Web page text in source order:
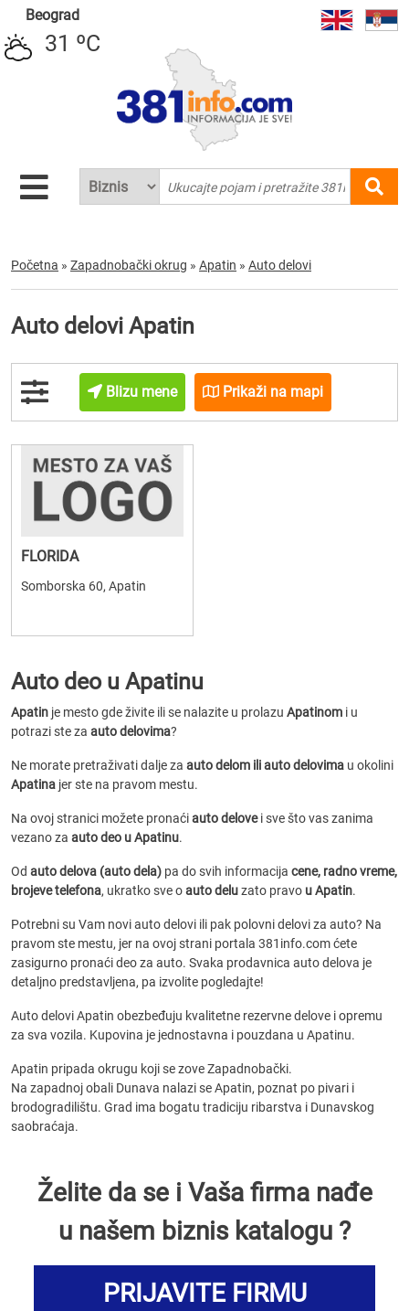
Beograd
31 ºC
Početna » Zapadnobački okrug » Apatin » Auto delovi
Auto delovi Apatin
Blizu mene Prikaži na mapi
FLORIDA
Somborska 60, Apatin
Auto deo u Apatinu
Apatin je mesto gde živite ili se nalazite u prolazu Apatinom i u
potrazi ste za auto delovima?
Ne morate pretraživati dalje za auto delom ili auto delovima u okolini
Apatina jer ste na pravom mestu.
Na ovoj stranici možete pronaćiauto delovei sve što vas zanima
vezano za auto deo u Apatinu.
Od auto delova (auto dela) pa do svih informacija cene, radno vreme,
brojeve telefona, ukratko sve oauto deluzato pravo u Apatin.
Potrebni su Vam novi auto delovi ili pak polovni delovi za auto? Na
pravom ste mestu, jer na ovoj strani portala 381info.com ćete
zasigurno pronaći deo za auto. Svaka prodavnica auto delova je
detaljno predstavljena, pa izvolite pogledajte!
Auto delovi Apatin obezbeđuju kvalitetne rezervne delove i opremu
za sva vozila. Kupovina je jednostavna i pouzdana u Apatinu.
Apatin pripada okrugu koji se zove Zapadnobački.
Na zapadnoj obali Dunava nalazi se Apatin, poznat po pivari i
brodogradilištu. Grad ima bogatu tradiciju ribarstva i Dunavskog
saobraćaja.
Želite da se i Vaša firma nađe
u našem biznis katalogu ?
PRIJAVITE FIRMU